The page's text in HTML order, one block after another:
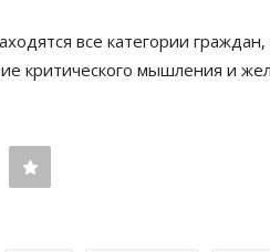
все категории
критического мышления и
число новых
Авг 1, 2026 0 131
Антиретровирусной